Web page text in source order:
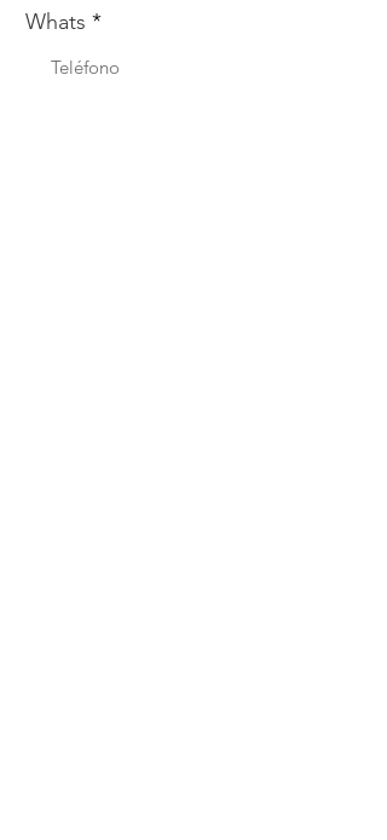
Whats